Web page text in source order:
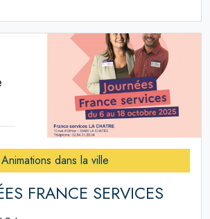
Animations dans la ville
FRANCE SERVICES